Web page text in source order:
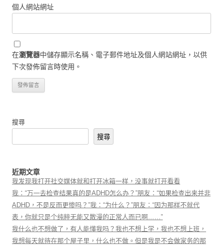
個人網站網址
在瀏覽器中儲存顯示名稱、電子郵件地址及個人網站網址，以供
下次發佈留言時使用。
搜尋
搜尋
近期文章
我发现我打开社交媒体就和打开冰箱一样，没事就打开看看
我：“万一去检查结果真的是ADHD怎么办？”朋友：“如果检查出来并非
ADHD，不是反而更惨吗？”我：“为什么？”朋友：“因为那样不就代
表，你就只是个纯粹无能又散漫的正常人而已啊……”
我什么也不想做了，有人能懂我吗？我也不想上学，我也不想上班，
我想每天就待在那个屋子里，什么也不做。但是我是不会做家务的那